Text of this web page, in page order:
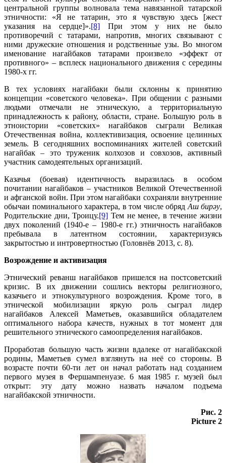
центральной группы волновала тема навязанной татарской
этничности: «Я не татарин, это я чувствую здесь [жест
указания на сердце]».[8] При этом у них не было
противоречий с татарами, напротив, многих связывают с
ними дружеские отношения и родственные узы. Во многом
именование нагайбаков татарами произвело «эффект от
противного» – всплеск национального движения с середины
1980-х гг.
В тех условиях нагайбаки были склонны к принятию
концепции «советского человека». При общении с разными
людьми отмечали не этническую, а территориальную
принадлежность к району, области, стране. Большую роль в
этноистории «советских» нагайбаков сыграли Великая
Отечественная война, коллективизация, освоение целинных
земель. В сегодняшних воспоминаниях жителей советский
нагайбак – это труженик колхозов и совхозов, активный
участник самодеятельных организаций.
Казачья (боевая) идентичность выразилась в особом
почитании нагайбаков – участников Великой Отечественной
и афганской войн. При этом нагайбаки сохраняли внутренние
обычаи поминального характера, в том числе обряд Аш бирәу,
Родительские дни, Троицу.[9] Тем не менее, в течение жизни
двух поколений (1940-е – 1980-е гг.) этничность нагайбаков
пребывала в латентном состоянии, характеризуясь
закрытостью и интровертностью (Головнёв 2013, с. 8).
Возрождение и активизация
Этнический реванш нагайбаков пришелся на постсоветский
кризис. В их движении сошлись векторы религиозного,
казачьего и этнокультурного возрождения. Кроме того, в
этнической мобилизации яркую роль сыграл лидер
нагайбаков Алексей Маметьев, оказавшийся обладателем
оптимального набора качеств, нужных в тот момент для
решительного этнического самоопределения нагайбаков.
Проработав большую часть жизни вдалеке от нагайбакской
родины, Маметьев сумел взглянуть на неё со стороны. В
возрасте почти 60-ти лет он начал работать над созданием
первого музея в Фершампенуазе. 6 мая 1985 г. музей был
открыт: эту дату можно назвать началом подъема
нагайбакской этничности.
Рис. 2
Picture 2